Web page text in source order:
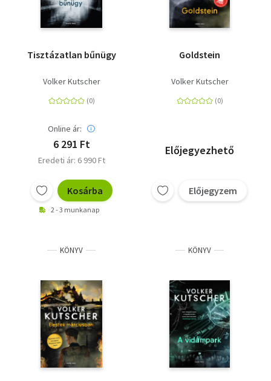
Tisztázatlan bűnügy
Volker Kutscher
Online ár:
6 291 Ft
Eredeti ár: 6 990 Ft
Kosárba
2 - 3 munkanap
Goldstein
Volker Kutscher
Előjegyezhető
Előjegyzem
KÖNYV KÖNYV